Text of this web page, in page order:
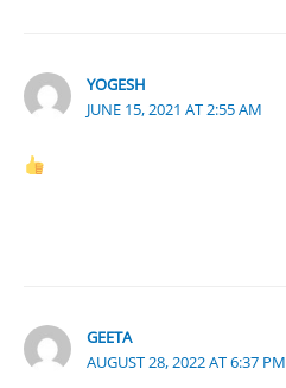
YOGESH
JUNE 15, 2021 AT 2:55 AM
GEETA
AUGUST 28, 2022 AT 6:37 PM